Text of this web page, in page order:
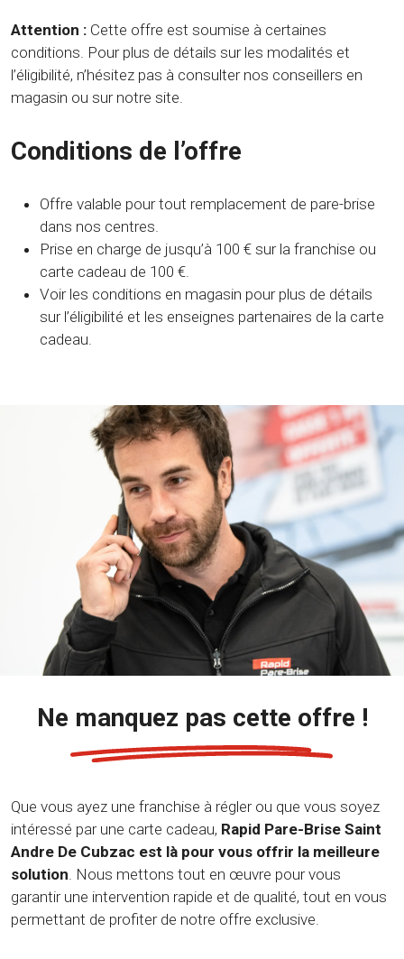
Attention : Cette offre est soumise à certaines
conditions. Pour plus de détails sur les modalités et
l’éligibilité, n’hésitez pas à consulter nos conseillers en
magasin ou sur notre site.
Conditions de l’offre
Offre valable pour tout remplacement de pare-brise
dans nos centres.
Prise en charge de jusqu’à 100 € sur la franchise ou
carte cadeau de 100 €.
Voir les conditions en magasin pour plus de détails
sur l’éligibilité et les enseignes partenaires de la carte
cadeau.
Ne manquez pas cette offre !
Que vous ayez une franchise à régler ou que vous soyez
intéressé par une carte cadeau, Rapid Pare-Brise Saint
Andre De Cubzac est là pour vous offrir la meilleure
solution. Nous mettons tout en œuvre pour vous
garantir une intervention rapide et de qualité, tout en vous
permettant de profiter de notre offre exclusive.